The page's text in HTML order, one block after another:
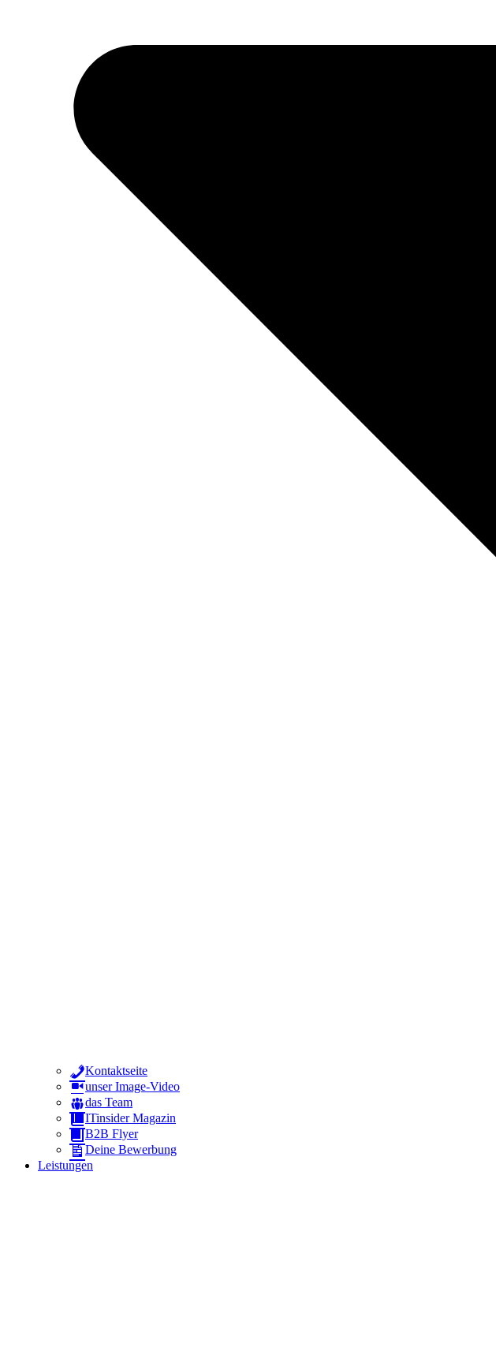
Kontaktseite
unser Image-Video
das Team
ITinsider Magazin
B2B Flyer
Deine Bewerbung
Leistungen